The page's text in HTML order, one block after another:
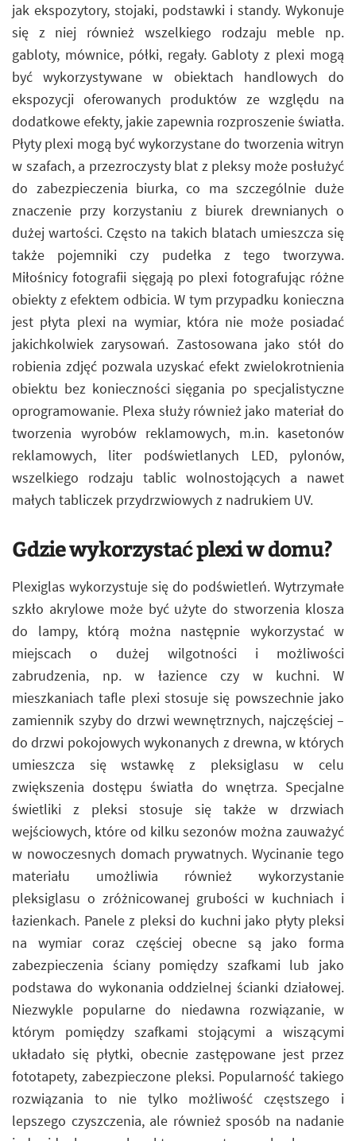
jak ekspozytory, stojaki, podstawki i standy. Wykonuje
się z niej również wszelkiego rodzaju meble np.
gabloty, mównice, półki, regały. Gabloty z plexi mogą
być wykorzystywane w obiektach handlowych do
ekspozycji oferowanych produktów ze względu na
dodatkowe efekty, jakie zapewnia rozproszenie światła.
Płyty plexi mogą być wykorzystane do tworzenia witryn
w szafach, a przezroczysty blat z pleksy może posłużyć
do zabezpieczenia biurka, co ma szczególnie duże
znaczenie przy korzystaniu z biurek drewnianych o
dużej wartości. Często na takich blatach umieszcza się
także pojemniki czy pudełka z tego tworzywa.
Miłośnicy fotografii sięgają po plexi fotografując różne
obiekty z efektem odbicia. W tym przypadku konieczna
jest płyta plexi na wymiar, która nie może posiadać
jakichkolwiek zarysowań. Zastosowana jako stół do
robienia zdjęć pozwala uzyskać efekt zwielokrotnienia
obiektu bez konieczności sięgania po specjalistyczne
oprogramowanie. Plexa służy również jako materiał do
tworzenia wyrobów reklamowych, m.in. kasetonów
reklamowych, liter podświetlanych LED, pylonów,
wszelkiego rodzaju tablic wolnostojących a nawet
małych tabliczek przydrzwiowych z nadrukiem UV.
Gdzie wykorzystać plexi w domu?
Plexiglas wykorzystuje się do podświetleń. Wytrzymałe
szkło akrylowe może być użyte do stworzenia klosza
do lampy, którą można następnie wykorzystać w
miejscach o dużej wilgotności i możliwości
zabrudzenia, np. w łazience czy w kuchni. W
mieszkaniach tafle plexi stosuje się powszechnie jako
zamiennik szyby do drzwi wewnętrznych, najczęściej –
do drzwi pokojowych wykonanych z drewna, w których
umieszcza się wstawkę z pleksiglasu w celu
zwiększenia dostępu światła do wnętrza. Specjalne
świetliki z pleksi stosuje się także w drzwiach
wejściowych, które od kilku sezonów można zauważyć
w nowoczesnych domach prywatnych. Wycinanie tego
materiału umożliwia również wykorzystanie
pleksiglasu o zróżnicowanej grubości w kuchniach i
łazienkach. Panele z pleksi do kuchni jako płyty pleksi
na wymiar coraz częściej obecne są jako forma
zabezpieczenia ściany pomiędzy szafkami lub jako
podstawa do wykonania oddzielnej ścianki działowej.
Niezwykle popularne do niedawna rozwiązanie, w
którym pomiędzy szafkami stojącymi a wiszącymi
układało się płytki, obecnie zastępowane jest przez
fototapety, zabezpieczone pleksi. Popularność takiego
rozwiązania to nie tylko możliwość częstszego i
lepszego czyszczenia, ale również sposób na nadanie